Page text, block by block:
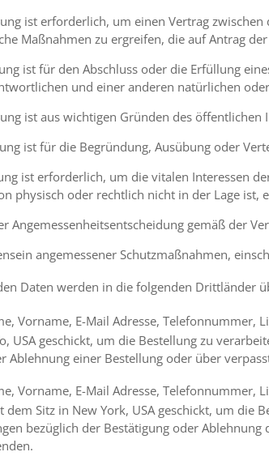
ist erforderlich, um einen Vertrag
Maßnahmen zu ergreifen, die auf Antrag
ist für den Abschluss oder die Erfüllung
und einer anderen natürlichen
ist aus wichtigen Gründen des öffentlichen
ist für die Begründung, Ausübung oder
ist erforderlich, um die vitalen Interessen
physisch oder rechtlich nicht in der Lage ist,
Angemessenheitsentscheidung gemäß der
angemessener Schutzmaßnahmen,
Daten werden in die folgenden Drittländer
Vorname, E-Mail Adresse, Telefonnummer,
USA geschickt, um die Bestellung zu
Ablehnung einer Bestellung oder über
Vorname, E-Mail Adresse, Telefonnummer,
dem Sitz in New York, USA geschickt, um die
bezüglich der Bestätigung oder